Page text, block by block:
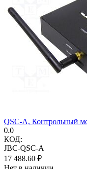
QSC-A, Контрольный
0.0
КОД:
JBC-QSC-A
17 488.60 ₽